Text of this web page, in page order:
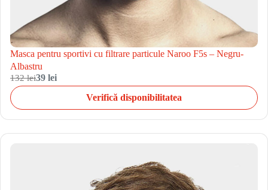
Masca pentru sportivi cu filtrare particule Naroo F5s – Negru-
Albastru
132 lei39 lei
Verifică disponibilitatea